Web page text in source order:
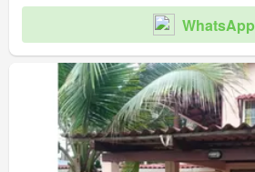
WhatsApp